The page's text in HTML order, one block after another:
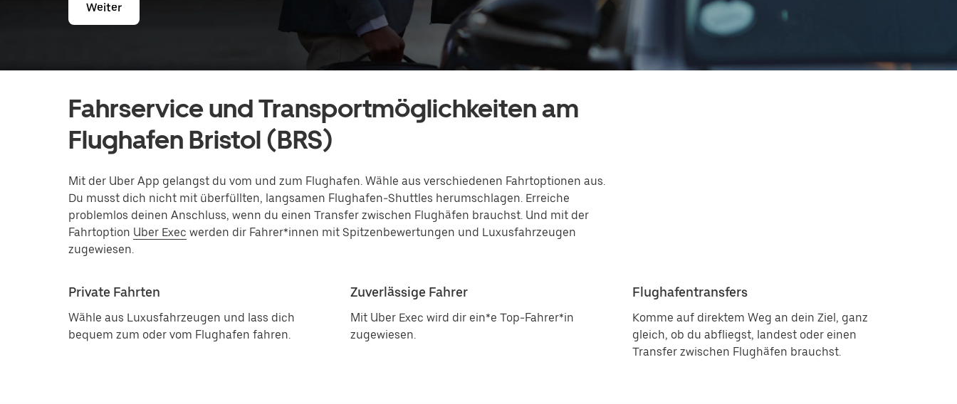
Weiter
Fahrservice und Transportmöglichkeiten am
Flughafen Bristol (BRS)
Mit der Uber App gelangst du vom und zum Flughafen. Wähle aus verschiedenen Fahrtoptionen aus.
Du musst dich nicht mit überfüllten, langsamen Flughafen-Shuttles herumschlagen. Erreiche
problemlos deinen Anschluss, wenn du einen Transfer zwischen Flughäfen brauchst. Und mit der
Fahrtoption Uber Exec werden dir Fahrer*innen mit Spitzenbewertungen und Luxusfahrzeugen
zugewiesen.
Private Fahrten
Wähle aus Luxusfahrzeugen und lass dich
bequem zum oder vom Flughafen fahren.
Zuverlässige Fahrer
Mit Uber Exec wird dir ein*e Top-Fahrer*in
zugewiesen.
Flughafentransfers
Komme auf direktem Weg an dein Ziel, ganz
gleich, ob du abfliegst, landest oder einen
Transfer zwischen Flughäfen brauchst.